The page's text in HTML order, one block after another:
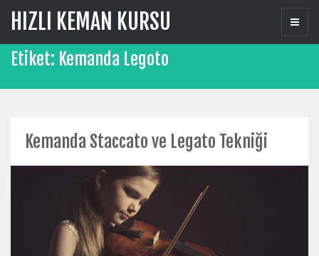
HIZLI KEMAN KURSU
Etiket: Kemanda Legoto
Kemanda Staccato ve Legato Tekniği